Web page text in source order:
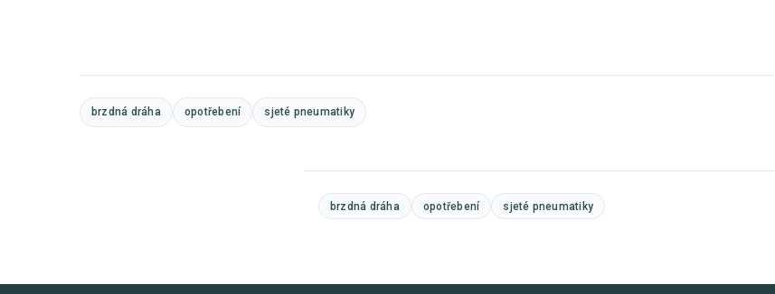
brzdná dráha opotřebení sjeté pneumatiky
brzdná dráha opotřebení sjeté pneumatiky